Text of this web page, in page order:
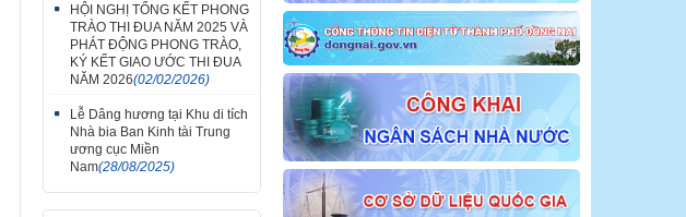
HỘI NGHỊ TỔNG KẾT PHONG
TRÀO THI ĐUA NĂM 2025 VÀ
PHÁT ĐỘNG PHONG TRÀO,
KÝ KẾT GIAO ƯỚC THI ĐUA
NĂM 2026(02/02/2026)
Lễ Dâng hương tại Khu di tích
Nhà bia Ban Kinh tài Trung
ương cục Miền
Nam(28/08/2025)